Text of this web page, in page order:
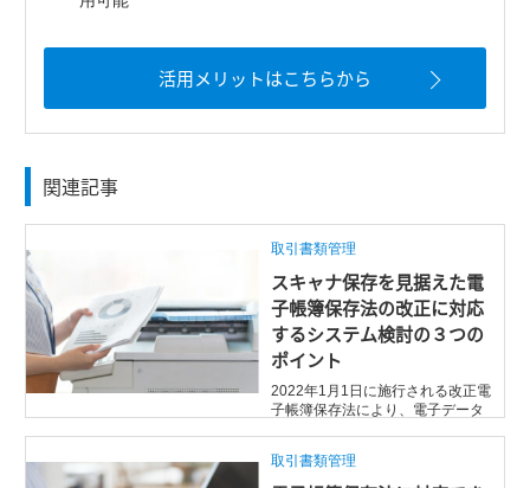
活用メリットはこちらから
関連記事
取引書類管理
スキャナ保存を見据えた電
子帳簿保存法の改正に対応
するシステム検討の３つの
ポイント
2022年1月1日に施行される改正電
子帳簿保存法により、電子データ
取引書類管理